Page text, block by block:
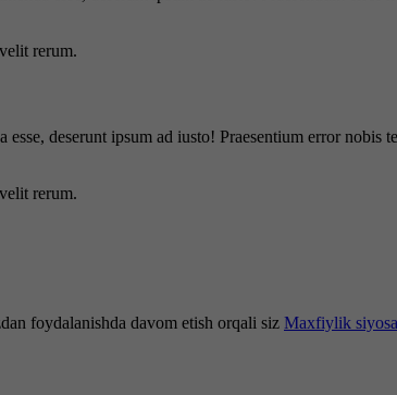
rerum.
deserunt ipsum ad iusto! Praesentium error nobis
rerum.
foydalanishda davom etish orqali siz Maxfiylik